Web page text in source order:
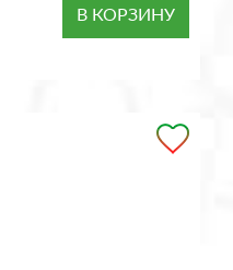
В КОРЗИНУ